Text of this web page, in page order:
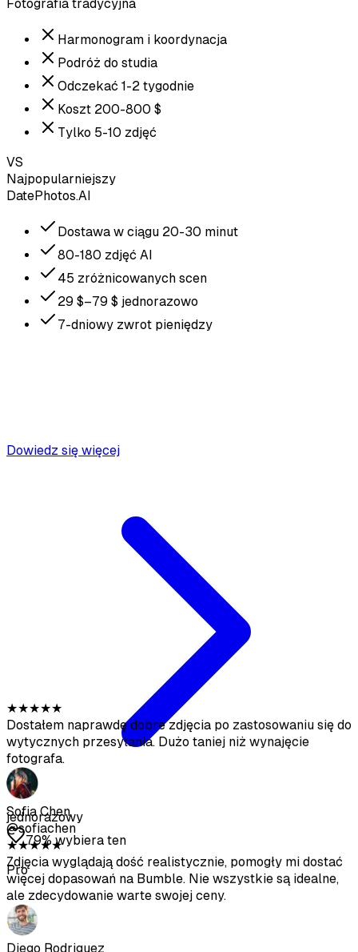
Fotografia tradycyjna
Harmonogram i koordynacja
Podróż do studia
Odczekać 1-2 tygodnie
Koszt 200-800 $
Tylko 5-10 zdjęć
VS
Najpopularniejszy
DatePhotos.AI
Dostawa w ciągu 20-30 minut
80-180 zdjęć AI
45 zróżnicowanych scen
29 $–79 $ jednorazowo
7-dniowy zwrot pieniędzy
Dowiedz się więcej
jednorazowy
79% wybiera ten
Pro